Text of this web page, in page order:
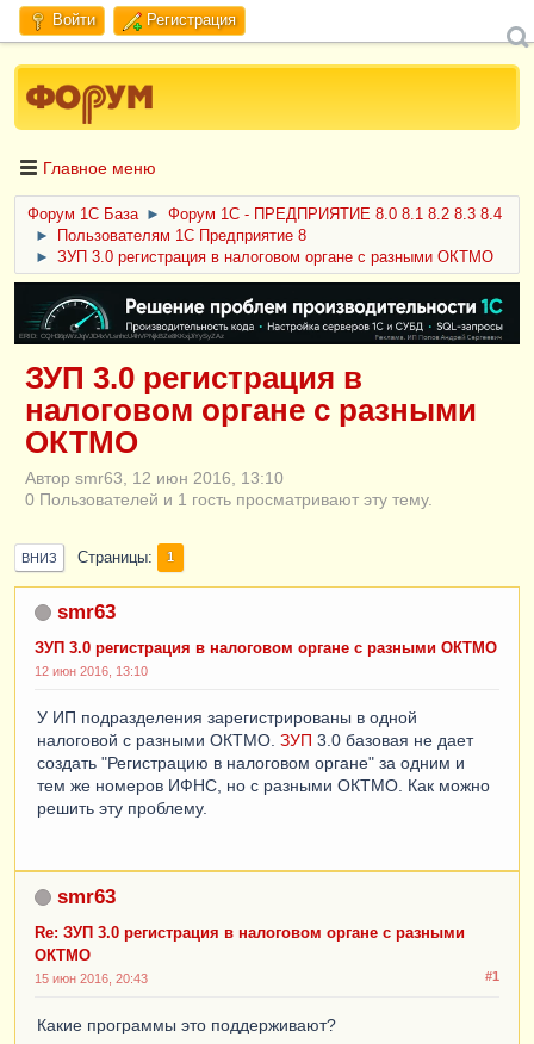
Войти Регистрация
Главное меню
Форум 1C База ►
Форум 1С - ПРЕДПРИЯТИЕ 8.0 8.1 8.2 8.3 8.4
►
Пользователям 1С Предприятие 8
►
ЗУП 3.0 регистрация в налоговом органе с разными ОКТМО
ERID: CQH36pWzJqVJD4xVLsnhcU4hVPNjkBZe8KKxjJiYySyZAz
ЗУП 3.0 регистрация в
налоговом органе с разными
ОКТМО
Автор smr63, 12 июн 2016, 13:10
0 Пользователей и 1 гость просматривают эту тему.
ВНИЗ Страницы 1
smr63
ЗУП 3.0 регистрация в налоговом органе с разными ОКТМО
12 июн 2016, 13:10
У ИП подразделения зарегистрированы в одной
налоговой с разными ОКТМО. ЗУП 3.0 базовая не дает
создать "Регистрацию в налоговом органе" за одним и
тем же номеров ИФНС, но с разными ОКТМО. Как можно
решить эту проблему.
smr63
Re: ЗУП 3.0 регистрация в налоговом органе с разными
ОКТМО
#1
15 июн 2016, 20:43
Какие программы это поддерживают?